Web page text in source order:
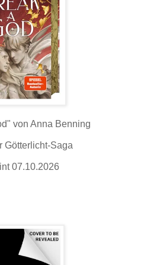
von Anna Benning
Götterlicht-Saga
07.10.2026